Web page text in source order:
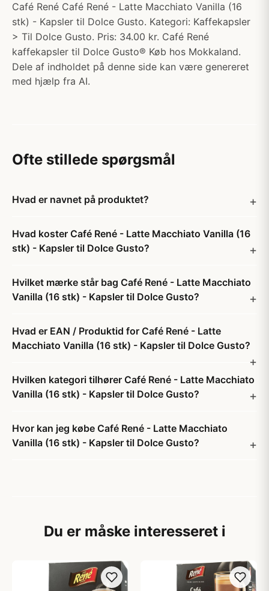
Café René Café René - Latte Macchiato Vanilla (16
stk) - Kapsler til Dolce Gusto. Kategori: Kaffekapsler
> Til Dolce Gusto. Pris: 34.00 kr. Café René
kaffekapsler til Dolce Gusto® Køb hos Mokkaland.
Dele af indholdet på denne side kan være genereret
med hjælp fra AI.
Ofte stillede spørgsmål
Hvad er navnet på produktet?
Hvad koster Café René - Latte Macchiato Vanilla (16
stk) - Kapsler til Dolce Gusto?
Hvilket mærke står bag Café René - Latte Macchiato
Vanilla (16 stk) - Kapsler til Dolce Gusto?
Hvad er EAN / Produktid for Café René - Latte
Macchiato Vanilla (16 stk) - Kapsler til Dolce Gusto?
Hvilken kategori tilhører Café René - Latte Macchiato
Vanilla (16 stk) - Kapsler til Dolce Gusto?
Hvor kan jeg købe Café René - Latte Macchiato
Vanilla (16 stk) - Kapsler til Dolce Gusto?
Du er måske interesseret i